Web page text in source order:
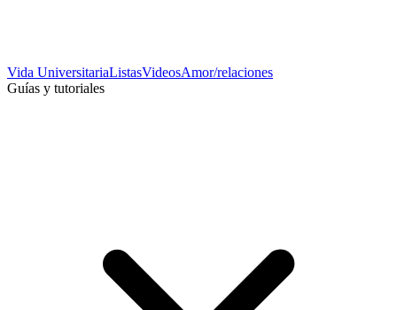
Vida UniversitariaListasVideosAmor/relaciones
Guías y tutoriales